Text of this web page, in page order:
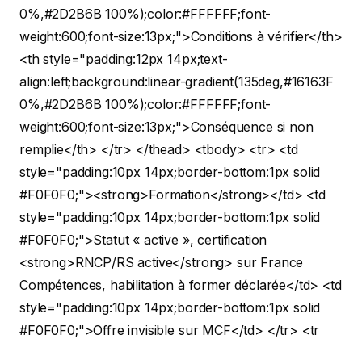
0%,#2D2B6B 100%);color:#FFFFFF;font-
weight:600;font-size:13px;">Conditions à vérifier</th>
<th style="padding:12px 14px;text-
align:left;background:linear-gradient(135deg,#16163F
0%,#2D2B6B 100%);color:#FFFFFF;font-
weight:600;font-size:13px;">Conséquence si non
remplie</th> </tr> </thead> <tbody> <tr> <td
style="padding:10px 14px;border-bottom:1px solid
#F0F0F0;"><strong>Formation</strong></td> <td
style="padding:10px 14px;border-bottom:1px solid
#F0F0F0;">Statut « active », certification
<strong>RNCP/RS active</strong> sur France
Compétences, habilitation à former déclarée</td> <td
style="padding:10px 14px;border-bottom:1px solid
#F0F0F0;">Offre invisible sur MCF</td> </tr> <tr